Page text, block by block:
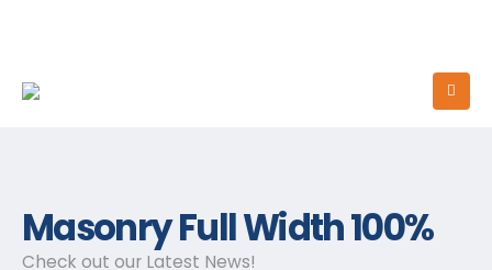
Masonry Full Width 100%
Check out our Latest News!